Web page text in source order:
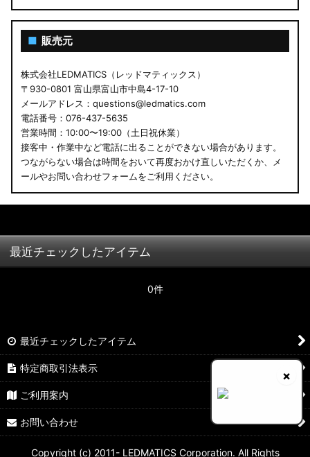
■ 販売元
株式会社LEDMATICS（レッドマティックス）
〒930-0801 富山県富山市中島4-17-10
メールアドレス：questions@ledmatics.com
電話番号：076-437-5635
営業時間：10:00〜19:00（土日祝休業）
接客中・作業中など電話に出ることができない場合があります。
つながらない場合は時間をおいて再度おかけ直しいただくか、メ
ールやお問い合わせフォームをご利用ください。
×
最近チェックしたアイテム
0件
最近チェックしたアイテム
特定商取引法表示
ご利用案内
お問い合わせ
Copyright (c) 2011- LEDMATICS Corporation. All Rights